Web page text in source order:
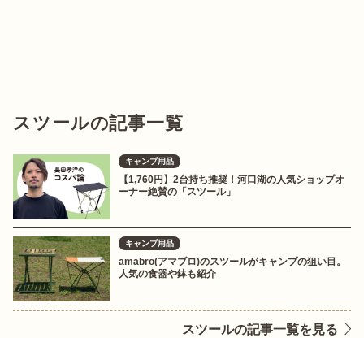
スツールの記事一覧
キャンプ用品
【1,760円】2台持ち推奨！河口湖の人気ショップオ
ーナー絶賛の「スツール」
キャンプ用品
amabro(アマブロ)のスツールがキャンプの狙い目。
人気の食器や鉢も紹介
スツールの記事一覧を見る